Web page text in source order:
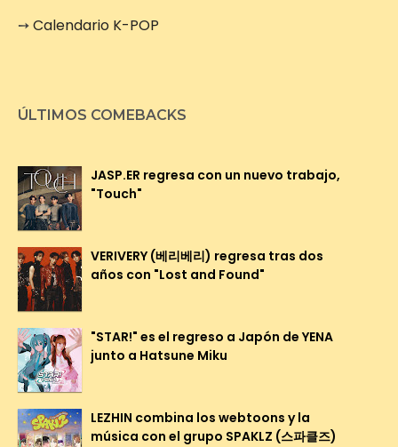
➙Calendario K-POP
ÚLTIMOS COMEBACKS
JASP.ER regresa con un nuevo trabajo,
"Touch"
VERIVERY (베리베리) regresa tras dos
años con "Lost and Found"
"STAR!" es el regreso a Japón de YENA
junto a Hatsune Miku
LEZHIN combina los webtoons y la
música con el grupo SPAKLZ (스파클즈)